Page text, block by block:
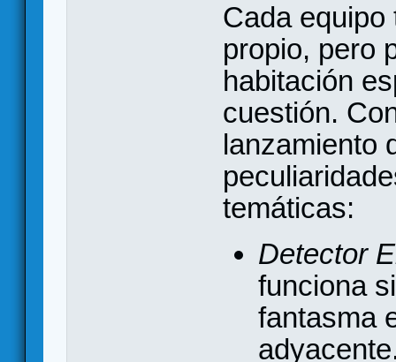
Cada equipo
propio, pero
habitación
cuestión.
lanzamiento
temáticas:
Detector
funciona
fantasma